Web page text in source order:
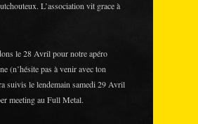
L’association vit grace à
le 28 Avril pour notre apéro
(n’hésite pas à venir avec ton
suivis le lendemain samedi 29 Avril
meeting au Full Metal.